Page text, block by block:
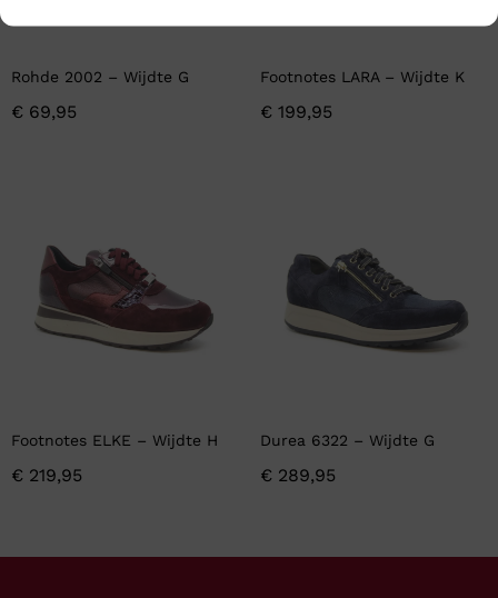
Rohde 2002 – Wijdte G
€ 69,95
Footnotes LARA – Wijdte K
€ 199,95
Footnotes ELKE – Wijdte H
€ 219,95
Durea 6322 – Wijdte G
€ 289,95